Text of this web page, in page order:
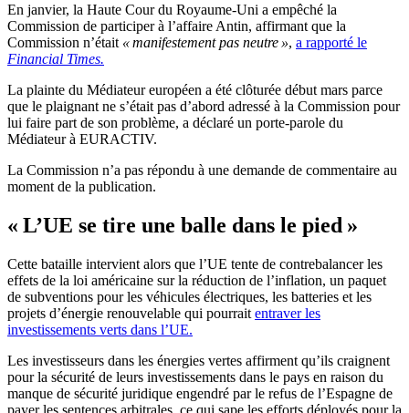
En janvier, la Haute Cour du Royaume-Uni a empêché la
Commission de participer à l’affaire Antin, affirmant que la
Commission n’était « manifestement pas neutre », a rapporté le
Financial Times.
La plainte du Médiateur européen a été clôturée début mars parce
que le plaignant ne s’était pas d’abord adressé à la Commission pour
lui faire part de son problème, a déclaré un porte-parole du
Médiateur à EURACTIV.
La Commission n’a pas répondu à une demande de commentaire au
moment de la publication.
« L’UE se tire une balle dans le pied »
Cette bataille intervient alors que l’UE tente de contrebalancer les
effets de la loi américaine sur la réduction de l’inflation, un paquet
de subventions pour les véhicules électriques, les batteries et les
projets d’énergie renouvelable qui pourrait entraver les
investissements verts dans l’UE.
Les investisseurs dans les énergies vertes affirment qu’ils craignent
pour la sécurité de leurs investissements dans le pays en raison du
manque de sécurité juridique engendré par le refus de l’Espagne de
payer les sentences arbitrales, ce qui sape les efforts déployés pour la